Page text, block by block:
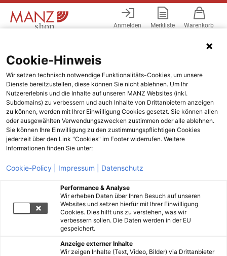
Anmelden Merkliste Warenkorb
Cookie-Hinweis
Wir setzen technisch notwendige Funktionalitäts-Cookies, um unsere
Dienste bereitzustellen, diese können Sie nicht ablehnen. Um Ihr
Nutzererlebnis und die Inhalte auf unseren MANZ Websites (inkl.
Subdomains) zu verbessern und auch Inhalte von Drittanbietern anzeigen
zu können, werden mit Ihrer Einwilligung Cookies gesetzt. Sie können allen
oder ausgewählten Verwendungszwecken zustimmen oder alle ablehnen.
Sie können Ihre Einwilligung zu den zustimmungspflichtigen Cookies
jederzeit über den Link "Cookies" im Footer widerrufen. Weitere
Informationen finden Sie unter:
Cookie-Policy | Impressum | Datenschutz
Performance & Analyse
Wir erheben Daten über Ihren Besuch auf unseren
Websites und setzen hierfür mit Ihrer Einwilligung
Cookies. Dies hilft uns zu verstehen, was wir
verbessern sollen. Die Daten werden in der EU
gespeichert.
Anzeige externer Inhalte
Wir zeigen Inhalte (Text, Video, Bilder) via Drittanbieter